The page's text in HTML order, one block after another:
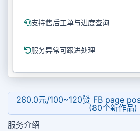
支持售后工单与进度查询
服务异常可跟进处理
260.0元/100~120赞 FB page
(80个新作品)
服务介绍